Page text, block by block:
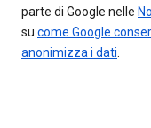
parte di Google nelle
su come Google
anonimizza i dati.